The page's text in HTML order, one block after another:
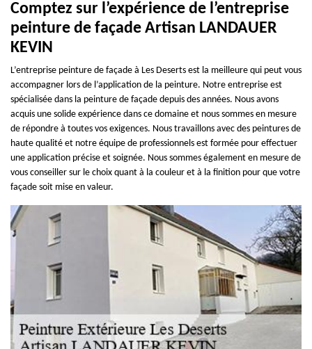
Comptez sur l’expérience de l’entreprise
peinture de façade Artisan LANDAUER
KEVIN
L’entreprise peinture de façade à Les Deserts est la meilleure qui peut vous
accompagner lors de l’application de la peinture. Notre entreprise est
spécialisée dans la peinture de façade depuis des années. Nous avons
acquis une solide expérience dans ce domaine et nous sommes en mesure
de répondre à toutes vos exigences. Nous travaillons avec des peintures de
haute qualité et notre équipe de professionnels est formée pour effectuer
une application précise et soignée. Nous sommes également en mesure de
vous conseiller sur le choix quant à la couleur et à la finition pour que votre
façade soit mise en valeur.